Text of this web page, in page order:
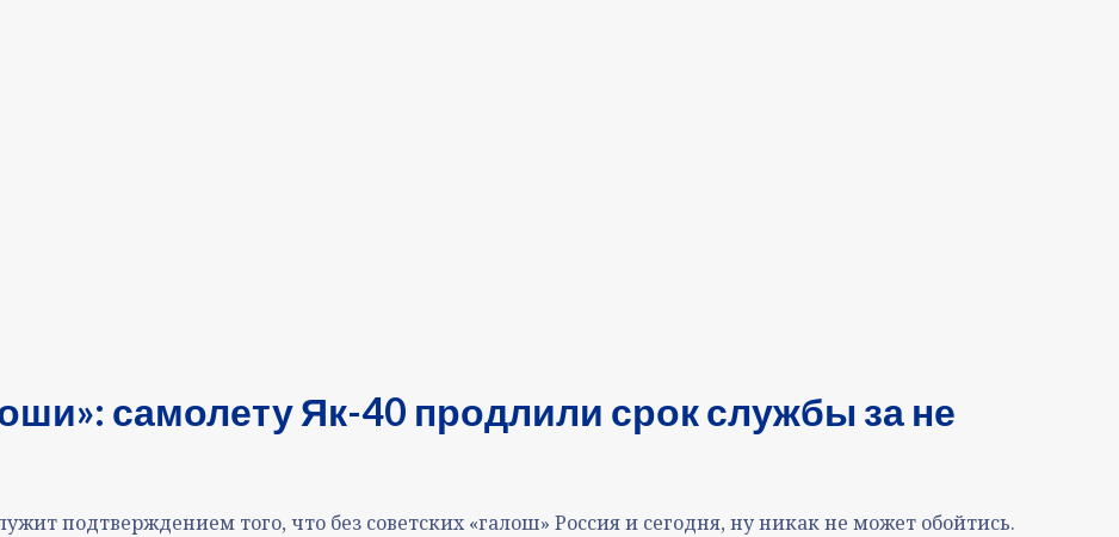
самолету Як-40 продлили срок службы за не
подтверждением того, что без советских «галош» Россия и сегодня, ну никак не может обойтись.